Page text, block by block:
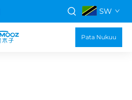
SW
Pata Nukuu